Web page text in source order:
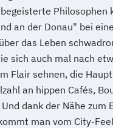
und
College
KI
and
der Kommunikation
des Modellierens
Philosophen
an der Donau" bei
das Leben
sich auch mal nach
Flair sehnen, die
an hippen Cafés,
dank der Nähe zum
man vom City-